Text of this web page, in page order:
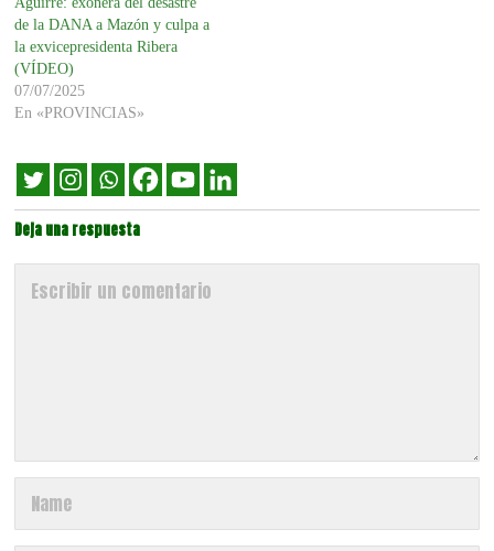
de la DANA a Mazón y culpa a
la exvicepresidenta Ribera
(VÍDEO)
07/07/2025
En «PROVINCIAS»
Deja una respuesta